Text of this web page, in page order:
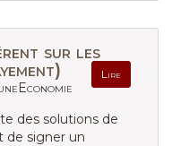
sur les
Lire
des solutions de
de signer un